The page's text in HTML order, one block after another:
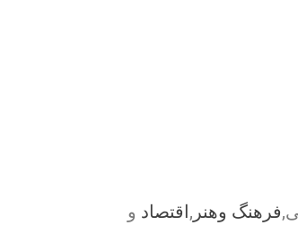
فرهنگ وهنر ,اقتصاد و